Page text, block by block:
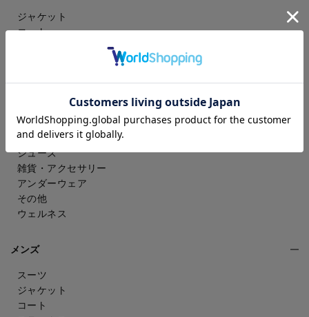
ジャケット
コート
フォーマル（喪服・礼服）
バッグ
シューズ
雑貨・アクセサリー
アンダーウェア
その他
ウェルネス
メンズ
スーツ
ジャケット
コート